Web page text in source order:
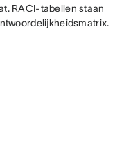
RACI-tabellen staan